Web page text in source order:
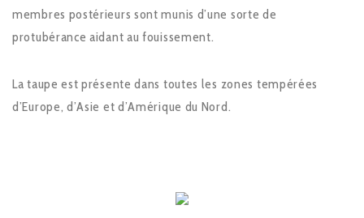
membres postérieurs sont munis d’une sorte de
protubérance aidant au fouissement.
La taupe est présente dans toutes les zones tempérées
d’Europe, d’Asie et d’Amérique du Nord.